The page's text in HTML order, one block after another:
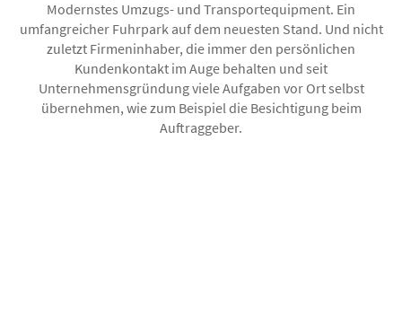
Modernstes Umzugs- und Transportequipment. Ein
umfangreicher Fuhrpark auf dem neuesten Stand. Und nicht
zuletzt Firmeninhaber, die immer den persönlichen
Kundenkontakt im Auge behalten und seit
Unternehmensgründung viele Aufgaben vor Ort selbst
übernehmen, wie zum Beispiel die Besichtigung beim
Auftraggeber.